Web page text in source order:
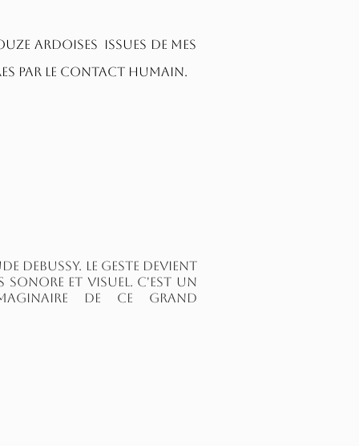
ardoises issues de mes
par le contact humain.
Debussy. Le geste devient
et visuel. C'est un
de ce grand